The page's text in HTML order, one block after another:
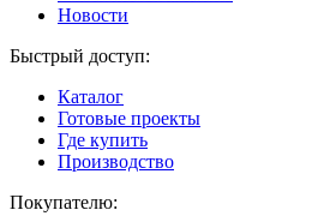
Новости
Быстрый доступ:
Каталог
Готовые проекты
Где купить
Производство
Покупателю: